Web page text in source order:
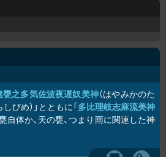
甕之多気佐波夜遅奴美神（はやみかのた
しびめ）」とともに「多比理岐志麻流美神
自体か、天の甕、つまり雨に関連した神